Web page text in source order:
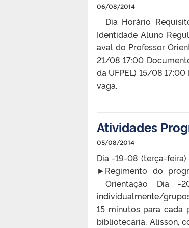
06/08/2014
Dia Horário
Identidade Aluno
aval do Professor
21/08 17:00
da UFPEL) 15/08
vaga.
Atividades
05/08/2014
Dia -19-08 (terça-feira)
►Regimento do
Orientação Dia -
individualmente/
15 minutos para cada
bibliotecária, Alisson,